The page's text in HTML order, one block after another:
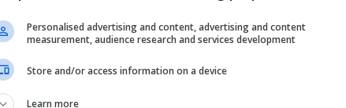
Personalised advertising and content, advertising and content
measurement, audience research and services development
Store and/or access information on a device
Learn more